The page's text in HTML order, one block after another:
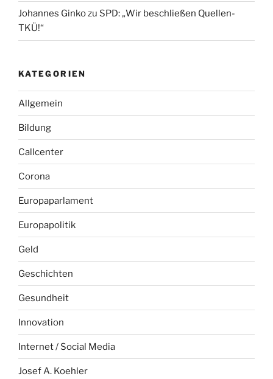
Johannes Ginkozu SPD: „Wir beschließen Quellen-
TKÜ!“
KATEGORIEN
Allgemein
Bildung
Callcenter
Corona
Europaparlament
Europapolitik
Geld
Geschichten
Gesundheit
Innovation
Internet / Social Media
Josef A. Koehler